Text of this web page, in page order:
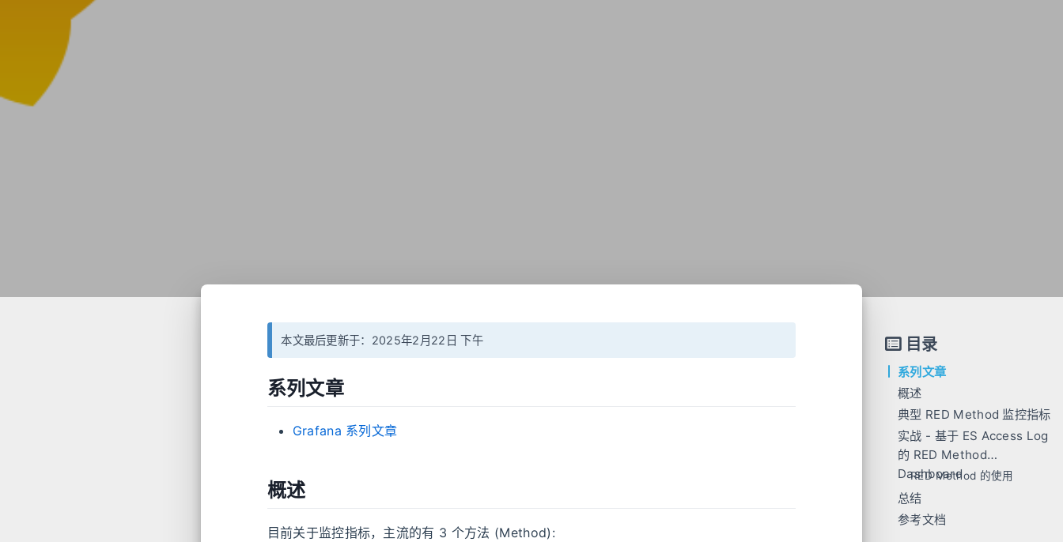
本文最后更新于：2025年2月22日 下午
系列文章
Grafana 系列文章
概述
目前关于监控指标，主流的有 3 个方法 (Method):
目录
系列文章
概述
典型 RED Method 监控指标
实战 - 基于 ES Access Log
的 RED Method
Dashboard
RED Method 的使用
总结
参考文档